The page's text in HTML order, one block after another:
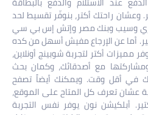
وعشان راحتك أكتر، بنوفّر تقسيط لحد
وسيب وبنك مصر وإتش إس بي سي
أما عن الإرجاع مفيش أسهل من كده
لمدة 15 يوم.​​​​​​​​​​​​​​​​ نوفر مميزات أكتر لتجربة شوبينج أونلاين،
ومشاركتها مع أصدقائك، وكمان بحث
في أقل وقت. ويمكنك أيضاً تصفح
عشان تعرف كل المتاح على الموقع،
أبلكيشن نون يوفر نفس التجربة